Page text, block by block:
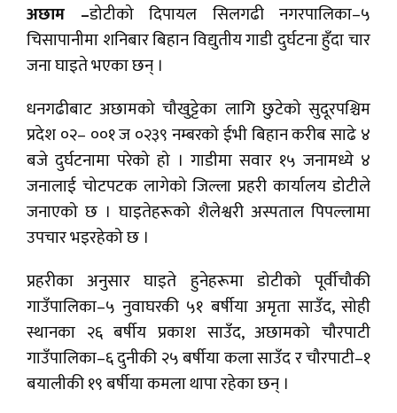
अछाम –डोटीको दिपायल सिलगढी नगरपालिका–५
चिसापानीमा शनिबार बिहान विद्युतीय गाडी दुर्घटना हुँदा चार
जना घाइते भएका छन् ।
धनगढीबाट अछामको चौखुट्टेका लागि छुटेको सुदूरपश्चिम
प्रदेश ०२– ००१ ज ०२३९ नम्बरको ईभी बिहान करीब साढे ४
बजे दुर्घटनामा परेको हो । गाडीमा सवार १५ जनामध्ये ४
जनालाई चोटपटक लागेको जिल्ला प्रहरी कार्यालय डोटीले
जनाएको छ । घाइतेहरूको शैलेश्वरी अस्पताल पिपल्लामा
उपचार भइरहेको छ ।
प्रहरीका अनुसार घाइते हुनेहरूमा डोटीको पूर्वीचौकी
गाउँपालिका–५ नुवाघरकी ५१ बर्षीया अमृता साउँद, सोही
स्थानका २६ बर्षीय प्रकाश साउँद, अछामको चौरपाटी
गाउँपालिका–६ दुनीकी २५ बर्षीया कला साउँद र चौरपाटी–१
बयालीकी १९ बर्षीया कमला थापा रहेका छन् ।